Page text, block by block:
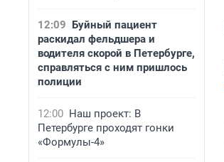
12:09 Буйный пациент
раскидал фельдшера и
водителя скорой в Петербурге,
справляться с ним пришлось
полиции
12:00 Наш проект: В
Петербурге проходят гонки
«Формулы-4»